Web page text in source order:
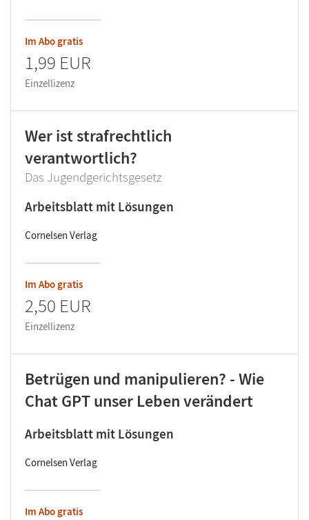
Im Abo gratis
1,99 EUR
Einzellizenz
Wer ist strafrechtlich
verantwortlich?
Das Jugendgerichtsgesetz
Arbeitsblatt mit Lösungen
Cornelsen Verlag
Im Abo gratis
2,50 EUR
Einzellizenz
Betrügen und manipulieren? - Wie
Chat GPT unser Leben verändert
Arbeitsblatt mit Lösungen
Cornelsen Verlag
Im Abo gratis